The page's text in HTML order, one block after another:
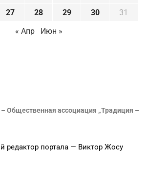
27 28 29 30
31
« Апр
Июн »
Общественная ассоциация „Традиция –
редактор портала — Виктор Жосу